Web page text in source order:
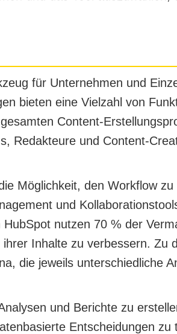
für Unternehmen und
bieten eine Vielzahl von
Content-
Redakteure und Content-
Möglichkeit, den Workflow
und
nutzen 70 % der
Inhalte zu verbessern. Zu
, die jeweils unterschiedliche
und Berichte zu
Entscheidungen